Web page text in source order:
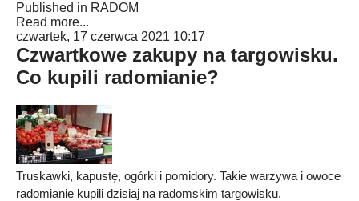
Published in RADOM
Read more...
czwartek, 17 czerwca 2021 10:17
Czwartkowe zakupy na targowisku.
Co kupili radomianie?
Truskawki, kapustę, ogórki i pomidory. Takie warzywa i owoce
radomianie kupili dzisiaj na radomskim targowisku.